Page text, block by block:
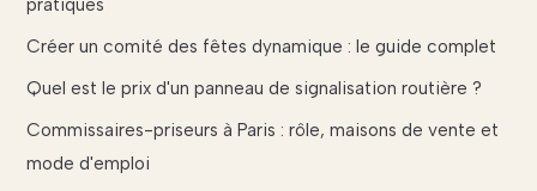
pratiques
Créer un comité des fêtes dynamique : le guide complet
Quel est le prix d'un panneau de signalisation routière ?
Commissaires-priseurs à Paris : rôle, maisons de vente et
mode d'emploi